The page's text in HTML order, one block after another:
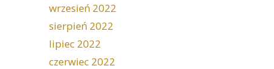
wrzesień 2022
sierpień 2022
lipiec 2022
czerwiec 2022